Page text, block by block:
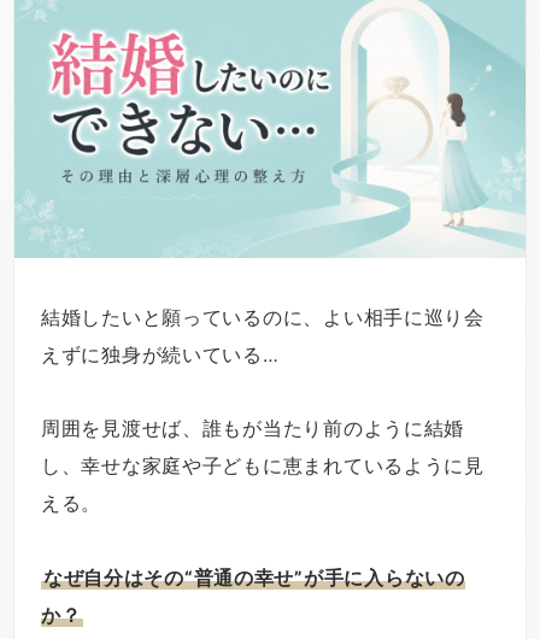
結婚したいと願っているのに、よい相手に巡り会
えずに独身が続いている…
周囲を見渡せば、誰もが当たり前のように結婚
し、幸せな家庭や子どもに恵まれているように見
える。
なぜ自分はその“普通の幸せ”が手に入らないの
か？